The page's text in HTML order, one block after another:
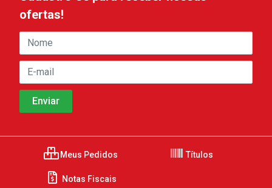
ofertas!
Meus Pedidos Títulos
Notas Fiscais